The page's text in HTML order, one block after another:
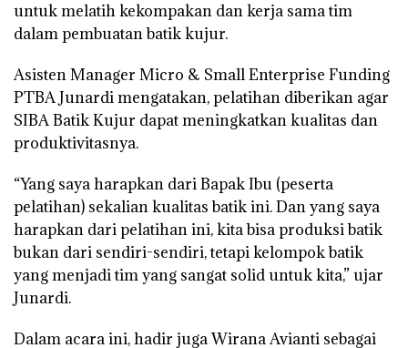
untuk melatih kekompakan dan kerja sama tim
dalam pembuatan batik kujur.
Asisten Manager Micro & Small Enterprise Funding
PTBA Junardi mengatakan, pelatihan diberikan agar
SIBA Batik Kujur dapat meningkatkan kualitas dan
produktivitasnya.
“Yang saya harapkan dari Bapak Ibu (peserta
pelatihan) sekalian kualitas batik ini. Dan yang saya
harapkan dari pelatihan ini, kita bisa produksi batik
bukan dari sendiri-sendiri, tetapi kelompok batik
yang menjadi tim yang sangat solid untuk kita,” ujar
Junardi.
Dalam acara ini, hadir juga Wirana Avianti sebagai